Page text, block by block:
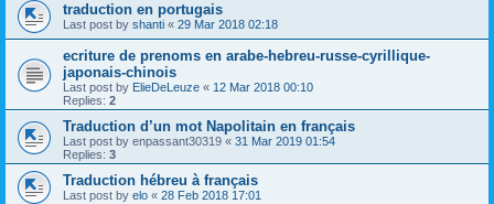
traduction en portugais
Last post by shanti « 29 Mar 2018 02:18
ecriture de prenoms en arabe-hebreu-russe-cyrillique-
japonais-chinois
Last post by ElieDeLeuze « 12 Mar 2018 00:10
Replies: 2
Traduction d’un mot Napolitain en français
Last post by enpassant30319 « 31 Mar 2019 01:54
Replies: 3
Traduction hébreu à français
Last post by elo « 28 Feb 2018 17:01